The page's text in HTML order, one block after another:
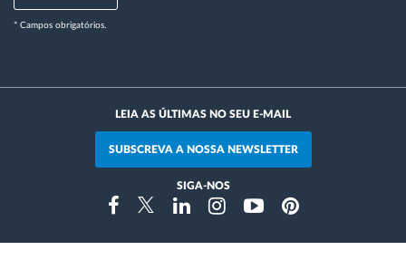
* Campos obrigatórios.
LEIA AS ÚLTIMAS NO SEU E-MAIL
SUBSCREVA A NOSSA NEWSLETTER
SIGA-NOS
FacebookTwitterLinkedinInstragramYoutubePinterest